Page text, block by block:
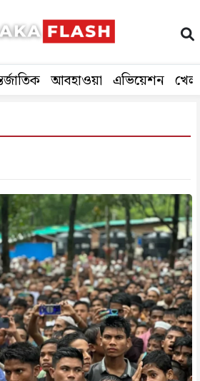
আবহাওয়া এভিয়েশন খেলা